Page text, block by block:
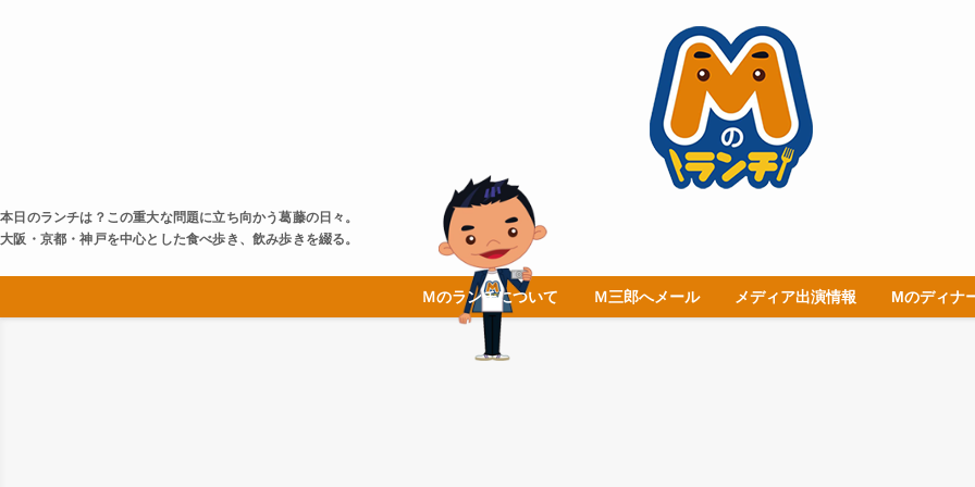
本日のランチは？この重大な問題に立ち向かう葛藤の日々。
大阪・京都・神戸を中心とした食べ歩き、飲み歩きを綴る。
Ｍのランチについて Ｍ三郎へメール メディア出演情報 Mのディナ